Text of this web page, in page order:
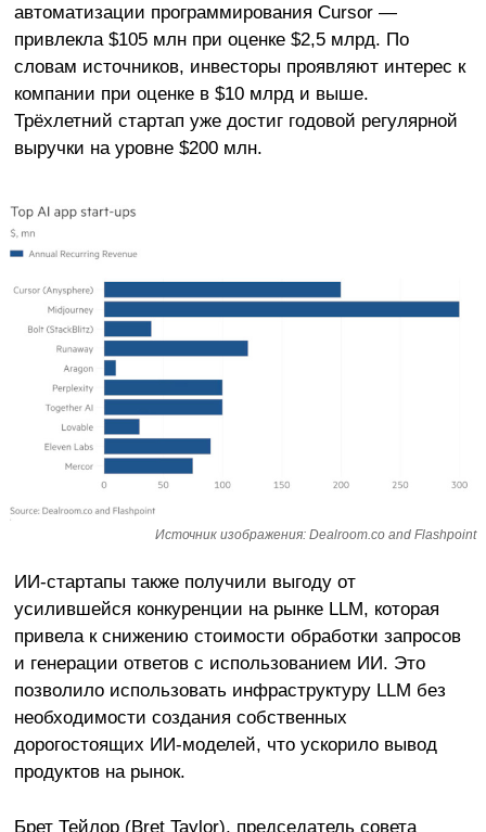
автоматизации программирования Cursor —
привлекла $105 млн при оценке $2,5 млрд. По
словам источников, инвесторы проявляют интерес к
компании при оценке в $10 млрд и выше.
Трёхлетний стартап уже достиг годовой регулярной
выручки на уровне $200 млн.
Источник изображения: Dealroom.co and Flashpoint
ИИ-стартапы также получили выгоду от
усилившейся конкуренции на рынке LLM, которая
привела к снижению стоимости обработки запросов
и генерации ответов с использованием ИИ. Это
позволило использовать инфраструктуру LLM без
необходимости создания собственных
дорогостоящих ИИ-моделей, что ускорило вывод
продуктов на рынок.
Брет Тейлор (Bret Taylor), председатель совета